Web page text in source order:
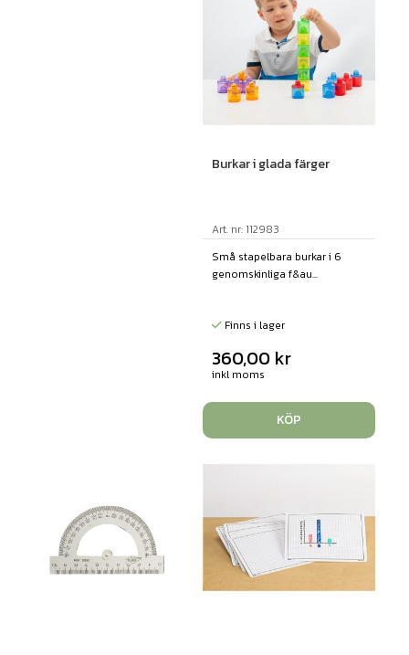
Burkar i glada färger
Art. nr: 112983
Små stapelbara burkar i 6
genomskinliga f&au...
Finns i lager
360,00 kr
inkl moms
KÖP